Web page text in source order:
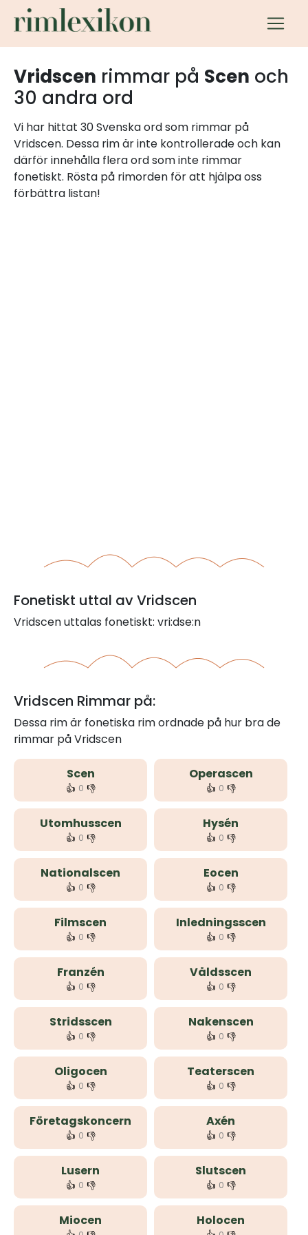
Vridscen rimmar på Scen och
30 andra ord
Vi har hittat 30 Svenska ord som rimmar på
Vridscen. Dessa rim är inte kontrollerade och kan
därför innehålla flera ord som inte rimmar
fonetiskt. Rösta på rimorden för att hjälpa oss
förbättra listan!
Fonetiskt uttal av Vridscen
Vridscen uttalas fonetiskt: vri:dse:n
Vridscen Rimmar på:
Dessa rim är fonetiska rim ordnade på hur bra de
rimmar på Vridscen
Scen
👍 0 👎
Operascen
👍 0 👎
Utomhusscen
👍 0 👎
Hysén
👍 0 👎
Nationalscen
👍 0 👎
Eocen
👍 0 👎
Filmscen
👍 0 👎
Inledningsscen
👍 0 👎
Franzén
👍 0 👎
Våldsscen
👍 0 👎
Stridsscen
👍 0 👎
Nakenscen
👍 0 👎
Oligocen
👍 0 👎
Teaterscen
👍 0 👎
Företagskoncern
👍 0 👎
Axén
👍 0 👎
Lusern
👍 0 👎
Slutscen
👍 0 👎
Miocen Holocen